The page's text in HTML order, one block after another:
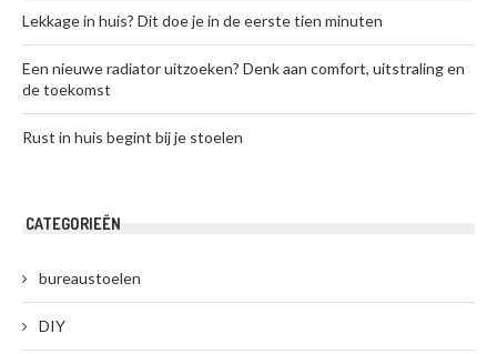
Lekkage in huis? Dit doe je in de eerste tien minuten
Een nieuwe radiator uitzoeken? Denk aan comfort, uitstraling en
de toekomst
Rust in huis begint bij je stoelen
CATEGORIEËN
bureaustoelen
DIY